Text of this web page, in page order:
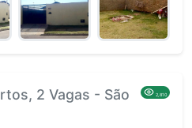
2 Vagas - São
2,810